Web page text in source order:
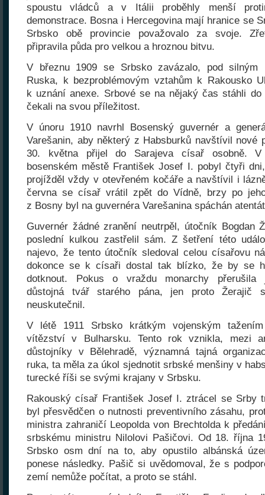
spoustu vládců a v Itálii proběhly menší
demonstrace. Bosna i Hercegovina mají hranice se
Srbsko obě provincie považovalo za svoje.
připravila půda pro velkou a hroznou bitvu.
V březnu 1909 se Srbsko zavázalo, pod silným
Ruska, k bezproblémovým vztahům k Rakousko
k uznání anexe. Srbové se na nějaký čas stáhli do
čekali na svou příležitost.
V únoru 1910 navrhl Bosenský guvernér a
Varešanin, aby některý z Habsburků navštívil nové
30. května přijel do Sarajeva císař osobně. V
bosenském městě František Josef I. pobyl čtyři
projížděl vždy v otevřeném kočáře a navštívil i
června se císař vrátil zpět do Vídně, brzy po
z Bosny byl na guvernéra Varešanina spáchán
Guvernér žádné zranění neutrpěl, útočník Bogdan
poslední kulkou zastřelil sám. Z šetření této
najevo, že tento útočník sledoval celou císařovu
dokonce se k císaři dostal tak blízko, že by se
dotknout. Pokus o vraždu monarchy přerušila
důstojná tvář starého pána, jen proto Žerajič
neuskutečnil.
V létě 1911 Srbsko krátkým vojenským tažením
vítězství v Bulharsku. Tento rok vznikla, mezi
důstojníky v Bělehradě, významná tajná
ruka, ta měla za úkol sjednotit srbské menšiny v
turecké říši se svými krajany v Srbsku.
Rakouský císař František Josef I. ztrácel se Srby
byl přesvědčen o nutnosti preventivního zásahu,
ministra zahraničí Leopolda von Brechtolda k
srbskému ministru Nilolovi Pašičovi. Od 18. října
Srbsko osm dní na to, aby opustilo albánská
ponese následky. Pašič si uvědomoval, že s
zemí nemůže počítat, a proto se stáhl.